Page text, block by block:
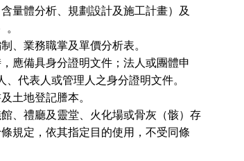
量體分析、規劃設計及施工計畫）及
、業務職掌及單價分析表。
應備具身分證明文件；法人或團體申
代表人或管理人之身分證明文件。
土地登記謄本。
、禮廳及靈堂、火化場或骨灰（骸）存
規定，依其指定目的使用，不受同條